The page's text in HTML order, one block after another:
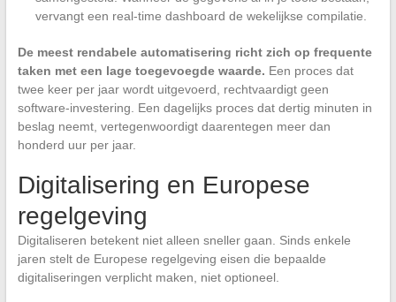
vervangt een real-time dashboard de wekelijkse compilatie.
De meest rendabele automatisering richt zich op frequente
taken met een lage toegevoegde waarde. Een proces dat
twee keer per jaar wordt uitgevoerd, rechtvaardigt geen
software-investering. Een dagelijks proces dat dertig minuten in
beslag neemt, vertegenwoordigt daarentegen meer dan
honderd uur per jaar.
Digitalisering en Europese
regelgeving
Digitaliseren betekent niet alleen sneller gaan. Sinds enkele
jaren stelt de Europese regelgeving eisen die bepaalde
digitaliseringen verplicht maken, niet optioneel.